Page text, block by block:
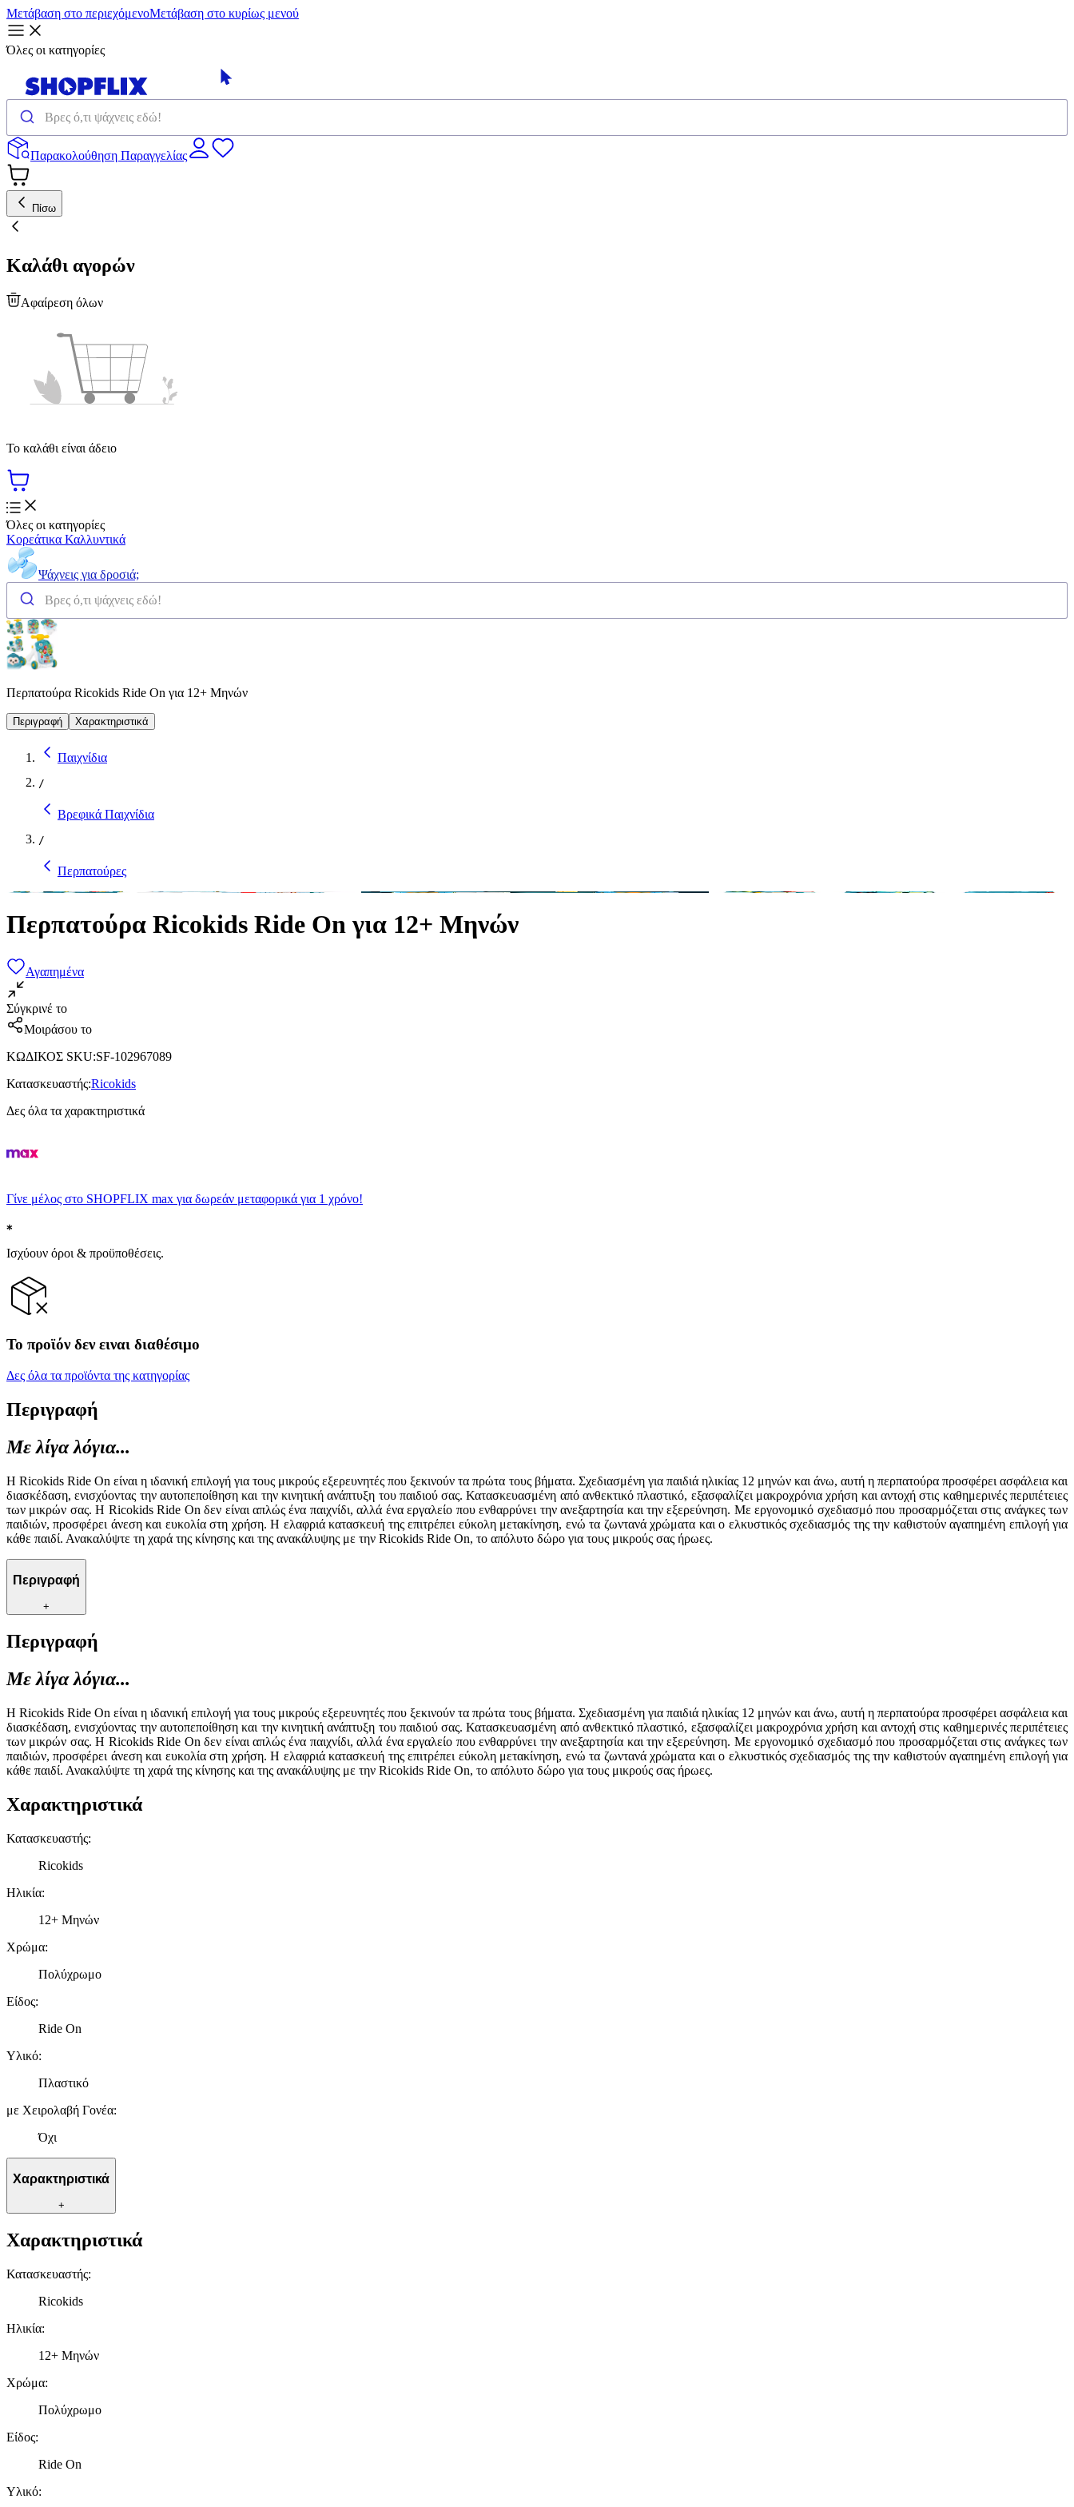
Μετάβαση στο περιεχόμενοΜετάβαση στο κυρίως μενού
Όλες οι κατηγορίες
Παρακολούθηση Παραγγελίας
Πίσω
Καλάθι αγορών
Αφαίρεση όλων
Το καλάθι είναι άδειο
Όλες οι κατηγορίες
Κορεάτικα Καλλυντικά
Ψάχνεις για δροσιά;
Περπατούρα Ricokids Ride On για 12+ Μηνών
Περιγραφή Χαρακτηριστικά
Παιχνίδια
/
Βρεφικά Παιχνίδια
/
Περπατούρες
Περπατούρα Ricokids Ride On για 12+ Μηνών
Αγαπημένα
Σύγκρινέ το
Μοιράσου το
ΚΩΔΙΚΟΣ SKU:SF-102967089
Κατασκευαστής:Ricokids
Δες όλα τα χαρακτηριστικά
Γίνε μέλος στο SHOPFLIX max για δωρεάν μεταφορικά για 1 χρόνο!
Ισχύουν όροι & προϋποθέσεις.
Το προϊόν δεν ειναι διαθέσιμο
Δες όλα τα προϊόντα της κατηγορίας
Περιγραφή
Με λίγα λόγια...
Η Ricokids Ride On είναι η ιδανική επιλογή για τους μικρούς εξερευνητές που ξεκινούν τα πρώτα τους βήματα. Σχεδιασμένη για παιδιά ηλικίας 12 μηνών και άνω, αυτή η περπατούρα προσφέρει ασφάλεια και
διασκέδαση, ενισχύοντας την αυτοπεποίθηση και την κινητική ανάπτυξη του παιδιού σας. Κατασκευασμένη από ανθεκτικό πλαστικό, εξασφαλίζει μακροχρόνια χρήση και αντοχή στις καθημερινές περιπέτειες
των μικρών σας. Η Ricokids Ride On δεν είναι απλώς ένα παιχνίδι, αλλά ένα εργαλείο που ενθαρρύνει την ανεξαρτησία και την εξερεύνηση. Με εργονομικό σχεδιασμό που προσαρμόζεται στις ανάγκες των
παιδιών, προσφέρει άνεση και ευκολία στη χρήση. Η ελαφριά κατασκευή της επιτρέπει εύκολη μετακίνηση, ενώ τα ζωντανά χρώματα και ο ελκυστικός σχεδιασμός της την καθιστούν αγαπημένη επιλογή για
κάθε παιδί. Ανακαλύψτε τη χαρά της κίνησης και της ανακάλυψης με την Ricokids Ride On, το απόλυτο δώρο για τους μικρούς σας ήρωες.
Περιγραφή
+
Περιγραφή
Με λίγα λόγια...
Η Ricokids Ride On είναι η ιδανική επιλογή για τους μικρούς εξερευνητές που ξεκινούν τα πρώτα τους βήματα. Σχεδιασμένη για παιδιά ηλικίας 12 μηνών και άνω, αυτή η περπατούρα προσφέρει ασφάλεια και
διασκέδαση, ενισχύοντας την αυτοπεποίθηση και την κινητική ανάπτυξη του παιδιού σας. Κατασκευασμένη από ανθεκτικό πλαστικό, εξασφαλίζει μακροχρόνια χρήση και αντοχή στις καθημερινές περιπέτειες
των μικρών σας. Η Ricokids Ride On δεν είναι απλώς ένα παιχνίδι, αλλά ένα εργαλείο που ενθαρρύνει την ανεξαρτησία και την εξερεύνηση. Με εργονομικό σχεδιασμό που προσαρμόζεται στις ανάγκες των
παιδιών, προσφέρει άνεση και ευκολία στη χρήση. Η ελαφριά κατασκευή της επιτρέπει εύκολη μετακίνηση, ενώ τα ζωντανά χρώματα και ο ελκυστικός σχεδιασμός της την καθιστούν αγαπημένη επιλογή για
κάθε παιδί. Ανακαλύψτε τη χαρά της κίνησης και της ανακάλυψης με την Ricokids Ride On, το απόλυτο δώρο για τους μικρούς σας ήρωες.
Χαρακτηριστικά
Κατασκευαστής:
Ricokids
Ηλικία:
12+ Μηνών
Χρώμα:
Πολύχρωμο
Είδος:
Ride On
Υλικό:
Πλαστικό
με Χειρολαβή Γονέα:
Όχι
Χαρακτηριστικά
+
Χαρακτηριστικά
Κατασκευαστής:
Ricokids
Ηλικία:
12+ Μηνών
Χρώμα:
Πολύχρωμο
Είδος:
Ride On
Υλικό: